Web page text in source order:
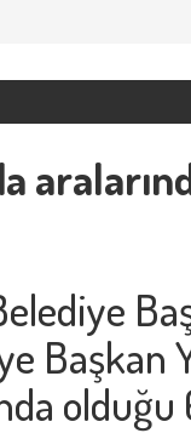
Başkan